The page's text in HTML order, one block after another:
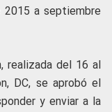
2015 a septiembre
realizada del 16 al
DC, se aprobó el
y enviar a la